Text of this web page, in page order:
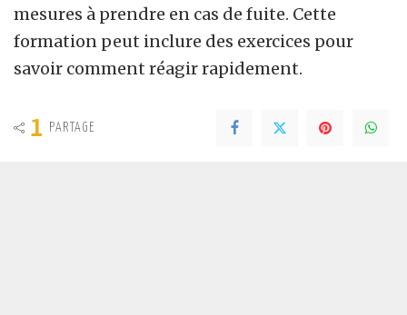
mesures à prendre en cas de fuite. Cette
formation peut inclure des exercices pour
savoir comment réagir rapidement.
1 PARTAGE